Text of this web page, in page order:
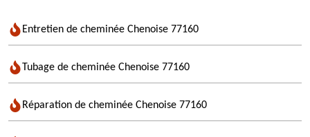
Entretien de cheminée Chenoise 77160
Tubage de cheminée Chenoise 77160
Réparation de cheminée Chenoise 77160